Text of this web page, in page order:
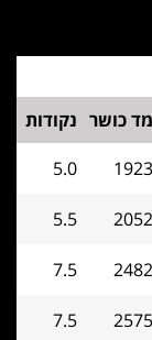
מד כושר נקודות
1923
5.0
2052
5.5
2482
7.5
2575
7.5